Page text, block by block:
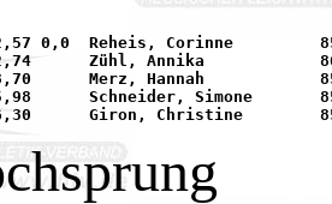
LAZ Mühlheim			13.06.	Fulda
Niederrodenbach
11.09.	Schlüchtern
28.08.	Bad Homburg